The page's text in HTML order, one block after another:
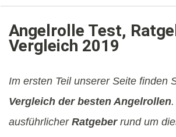
Angelrolle Test,
Vergleich 2019
Im ersten Teil unserer Seite finden
Vergleich der besten Angelrollen
ausführlicher Ratgeberrund um